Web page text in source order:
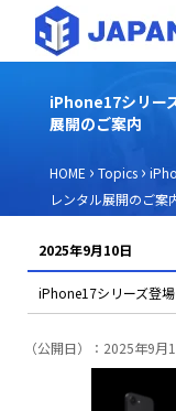
iPhone17シリー
展開のご案内
HOME › Topics ›
レンタル展開のご案
2025年9月10日
iPhone17シリーズ登
（公開日）：2025年9